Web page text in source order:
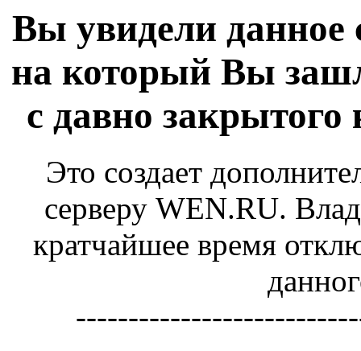
Вы увидели данное
на который Вы
с давно
Это создает
серверу WEN.RU.
кратчайшее время